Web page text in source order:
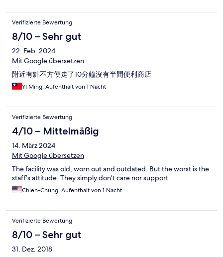
Verifizierte Bewertung
8/10 – Sehr gut
22. Feb. 2024
Mit Google übersetzen
附近有點不方便走了10分鐘沒有半間便利商店
YI Ming, Aufenthalt von 1 Nacht
Verifizierte Bewertung
4/10 – Mittelmäßig
14. März 2024
Mit Google übersetzen
The facility was old, worn out and outdated. But the worst is the
staff’s attitude. They simply don’t care nor support.
Chien-Chung, Aufenthalt von 1 Nacht
Verifizierte Bewertung
8/10 – Sehr gut
31. Dez. 2018